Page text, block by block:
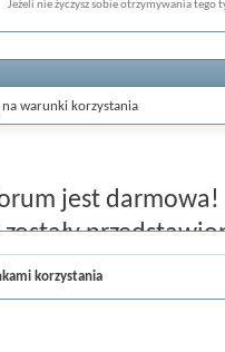
Jeżeli nie życzysz sobie otrzymywania
warunki korzystania
jest
się" i przejdź do
anulować
korzystania